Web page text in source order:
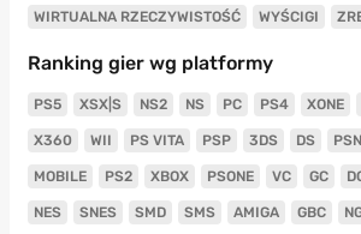
WIRTUALNA RZECZYWISTOŚĆ WYŚCIGI
Ranking gier wg platformy
PS5 XSX|S NS2 NS PC PS4 XONE
X360 WII PS VITA PSP 3DS DS PSN
MOBILE PS2 XBOX PSONE VC GC
NES SNES SMD SMS AMIGA GBC